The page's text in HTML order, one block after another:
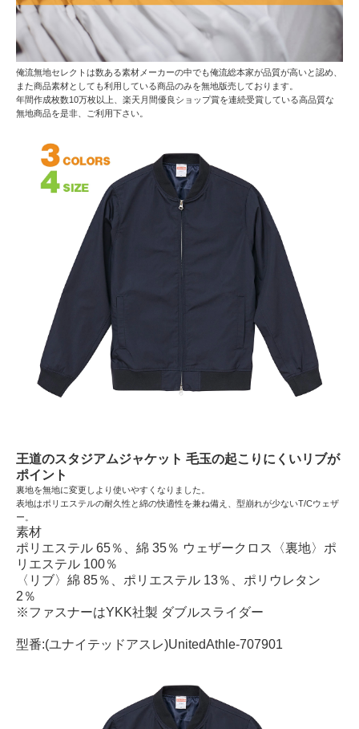
俺流無地セレクトは数ある素材メーカーの中でも俺流総本家が品質が高いと認め、
また商品素材としても利用している商品のみを無地版売しております。
年間作成枚数10万枚以上、楽天月間優良ショップ賞を連続受賞している高品質な
無地商品を是非、ご利用下さい。
王道のスタジアムジャケット 毛玉の起こりにくいリブが
ポイント
裏地を無地に変更しより使いやすくなりました。
表地はポリエステルの耐久性と綿の快適性を兼ね備え、型崩れが少ないT/Cウェザ
ー。
素材
ポリエステル 65％、綿 35％ ウェザークロス〈裏地〉ポ
リエステル 100％
〈リブ〉綿 85％、ポリエステル 13％、ポリウレタン
2％
※ファスナーはYKK社製 ダブルスライダー
型番:(ユナイテッドアスレ)UnitedAthle-707901